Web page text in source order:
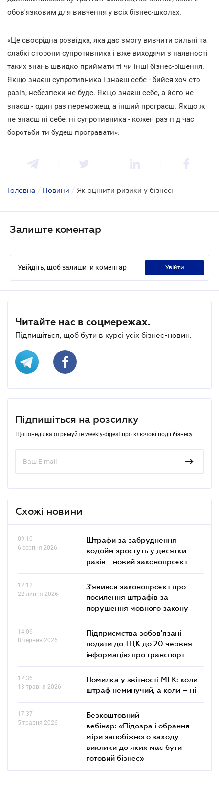
обов'язковим для вивчення у всіх бізнес-школах.
«Це своєрідна розвідка, яка дає змогу вивчити сильні та
слабкі сторони супротивника і вже виходячи з наявності
таких знань швидко приймати ті чи інші бізнес-рішення.
Якщо знаєш супротивника і знаєш себе - бийся хоч сто
разів, небезпеки не буде. Якщо знаєш себе, а його не
знаєш - один раз переможеш, а інший програєш. Якщо ж
не знаєш ні себе, ні супротивника - кожен раз під час
боротьби ти будеш програвати».
Головна / Новини / Як оцінити ризики у бізнесі
Залиште коментар
Увійдіть, щоб залишити коментар увійти
Читайте нас в соцмережах.
Підпишіться, щоб бути в курсі усіх бізнес-новин.
Підпишіться на розсилку
Щопонеділка отримуйте weekly-digest про ключові події бізнесу
Схожі новини
09.10
6 серпня 2026
Штрафи за забруднення
водойм зростуть у десятки
разів - новий законопроєкт
12.12
22 липня 2026
З'явився законопроєкт про
посилення штрафів за
порушення мовного закону
14.06
8 червня 2026
Підприємства зобов'язані
подати до ТЦК до 20 червня
інформацію про транспорт
12.36
13 травня 2026
Помилка у звітності МГК: коли
штраф неминучий, а коли – ні
17.37
5 травня 2026
Безкоштовний
вебінар: «Підозра і обрання
міри запобіжного заходу -
виклики до яких має бути
готовий бізнес»